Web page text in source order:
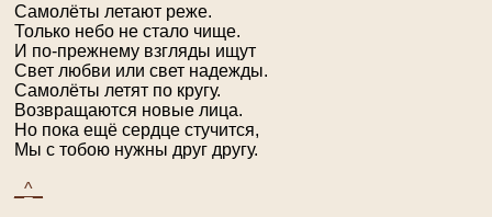
Самолёты летают реже.
Только небо не стало чище.
И по-прежнему взгляды ищут
Свет любви или свет надежды.
Самолёты летят по кругу.
Возвращаются новые лица.
Но пока ещё сердце стучится,
Мы с тобою нужны друг другу.
_^_